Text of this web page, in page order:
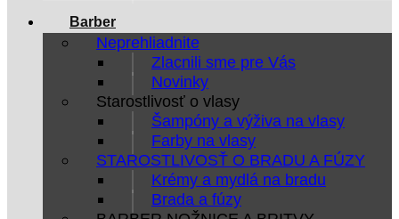
Barber
Neprehliadnite
Zlacnili sme pre Vás
Novinky
Starostlivosť o vlasy
Šampóny a výživa na vlasy
Farby na vlasy
STAROSTLIVOSŤ O BRADU A FÚZY
Krémy a mydlá na bradu
Brada a fúzy